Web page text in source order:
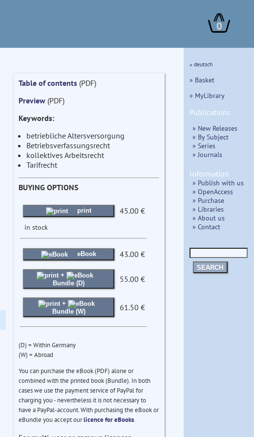
0
Table of contents(PDF)
Preview(PDF)
Keywords:
betriebliche Altersversorgung
Betriebsverfassungsrecht
kollektives Arbeitsrecht
Tarifrecht
BUYING OPTIONS
print 45.00 €
in stock
eBook 43.00 €
+
Bundle (D)
55.00 €
+
Bundle (W)
61.50 €
(D) = Within Germany
(W) = Abroad
You can purchase the eBook (PDF) alone or
combined with the printed book (Bundle). In both
cases we use the payment service of PayPal for
charging you - nevertheless it is not necessary to
have a PayPal-account. With purchasing the eBook or
eBundle you accept ourlicence for eBooks.
» deutsch
» Basket
» MyLibrary
Publications
» New Releases
» By Subject
» Series
» Journals
Information
» Publish with us
» OpenAccess
» Purchase
» Libraries
» About us
» Contact
SEARCH